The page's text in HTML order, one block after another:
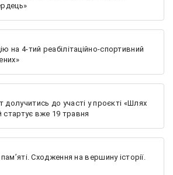
на 4-тий реабілітаційно-спортивний
до участі у проєкті «Шлях
стартує вже 19 травня
Сходження на вершину історії.